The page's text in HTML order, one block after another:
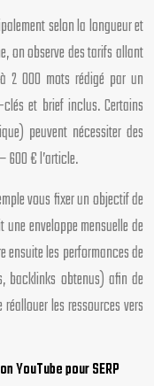
selon la longueur et
on observe des tarifs allant
2 000 mots rédigé par un
et brief inclus. Certains
peuvent nécessiter des
600 € l’article.
vous fixer un objectif de
enveloppe mensuelle de
ensuite les performances de
backlinks obtenus) afin de
les ressources vers
YouTube pour SERP